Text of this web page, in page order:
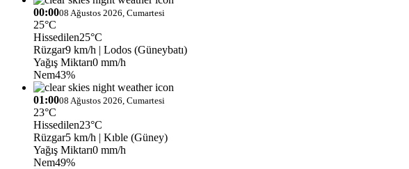
00:0008 Ağustos 2026, Cumartesi
25°C
Hissedilen25°C
Rüzgar9 km/h | Lodos (Güneybatı)
Yağış Miktarı0 mm/h
Nem43%
01:0008 Ağustos 2026, Cumartesi
23°C
Hissedilen23°C
Rüzgar5 km/h | Kıble (Güney)
Yağış Miktarı0 mm/h
Nem49%